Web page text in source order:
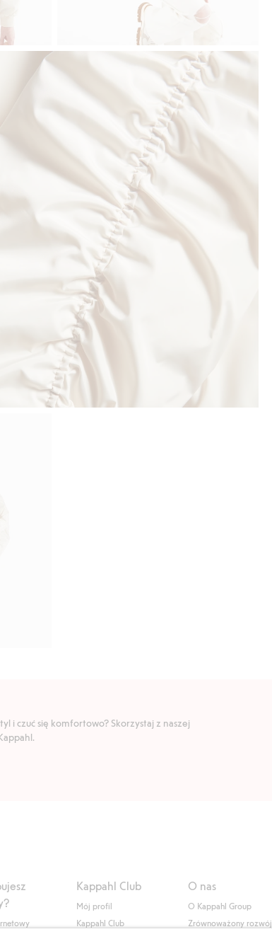
i czuć się komfortowo? Skorzystaj z naszej
Kappahl Club
Mój profil
Kappahl Club
O nas
O Kappahl Group
Zrównoważony rozwój